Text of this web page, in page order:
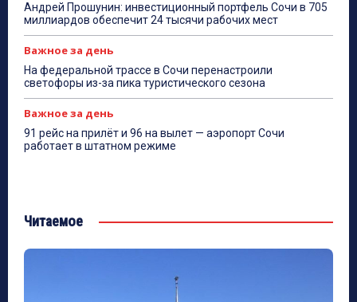
Андрей Прошунин: инвестиционный портфель Сочи в 705
миллиардов обеспечит 24 тысячи рабочих мест
Важное за день
На федеральной трассе в Сочи перенастроили
светофоры из-за пика туристического сезона
Важное за день
91 рейс на прилёт и 96 на вылет — аэропорт Сочи
работает в штатном режиме
Читаемое